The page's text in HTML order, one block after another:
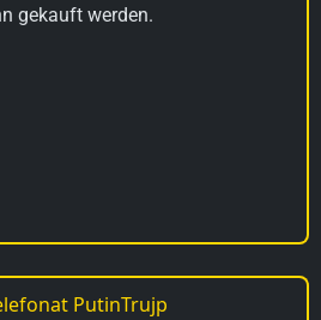
gekauft werden.